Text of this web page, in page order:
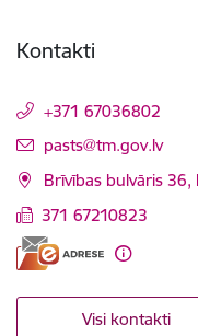
Kontakti
+371 67036802
E-pasts:
pasts@tm.gov.lv
Brīvības bulvāris 36,
371 67210823
Visi kontakti